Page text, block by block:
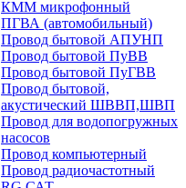
КММ микрофонный
ПГВА (автомобильный)
Провод бытовой АПУНП
Провод бытовой ПуВВ
Провод бытовой ПуГВВ
Провод бытовой,
акустический ШВВП,ШВП
Провод для водопогружных
насосов
Провод компьютерный
Провод радиочастотный